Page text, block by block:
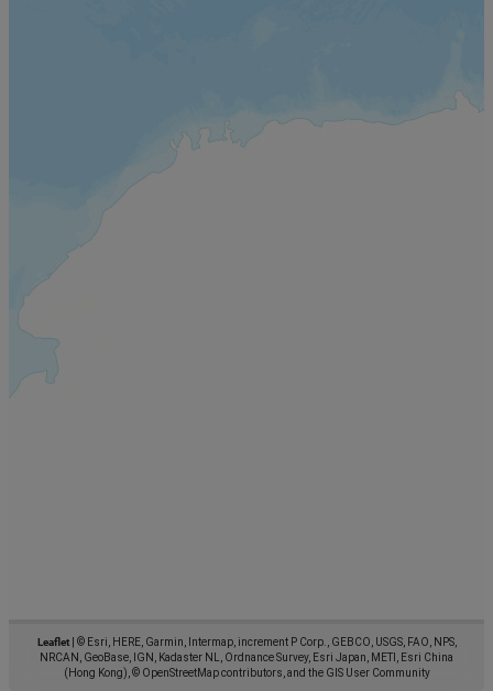
Leaflet
© Esri, HERE, Garmin, Intermap, increment P Corp., GEBCO, USGS, FAO, NPS,
NRCAN, GeoBase, IGN, Kadaster NL, Ordnance Survey, Esri Japan, METI, Esri China
(Hong Kong), © OpenStreetMap contributors, and the GIS User Community